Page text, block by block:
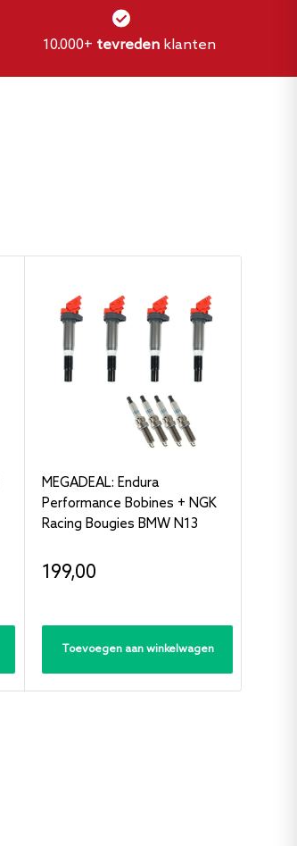
10.000+ tevredenklanten
MEGADEAL: Endura
Performance Bobines + NGK
Racing Bougies BMW N13
Verkoopprijs
199,00
Toevoegen aan winkelwagen